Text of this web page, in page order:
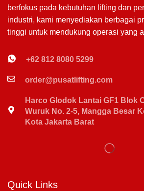
berfokus pada kebutuhan lifting dan
industri, kami menyediakan berbagai
tinggi untuk mendukung operasi yang
+62 812 8080 5299
order@pusatlifting.com
Harco Glodok Lantai GF1 Blok
Wuruk No. 2-5, Mangga Besar
Kota Jakarta Barat
Quick Links